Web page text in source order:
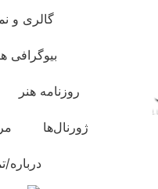
گالری و
بیوگرافی
روزنامه هنر
ژورنال‌ها